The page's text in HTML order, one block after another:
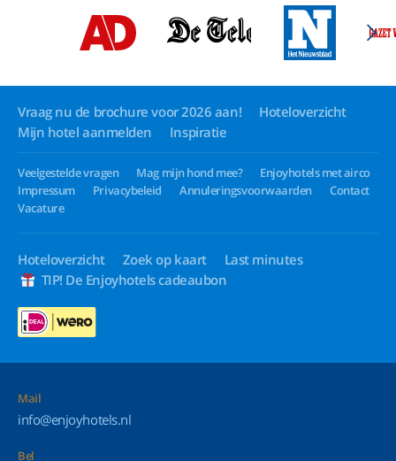
Vraag nu de brochure voor 2026 aan!
Hoteloverzicht
Mijn hotel aanmelden
Inspiratie
Veelgestelde vragen Mag mijn hond mee?
Enjoyhotels met airco
Impressum
Privacybeleid Annuleringsvoorwaarden
Contact
Vacature
Hoteloverzicht Zoek op kaart
Last minutes
TIP! De Enjoyhotels cadeaubon
Mail
info@enjoyhotels.nl
Bel